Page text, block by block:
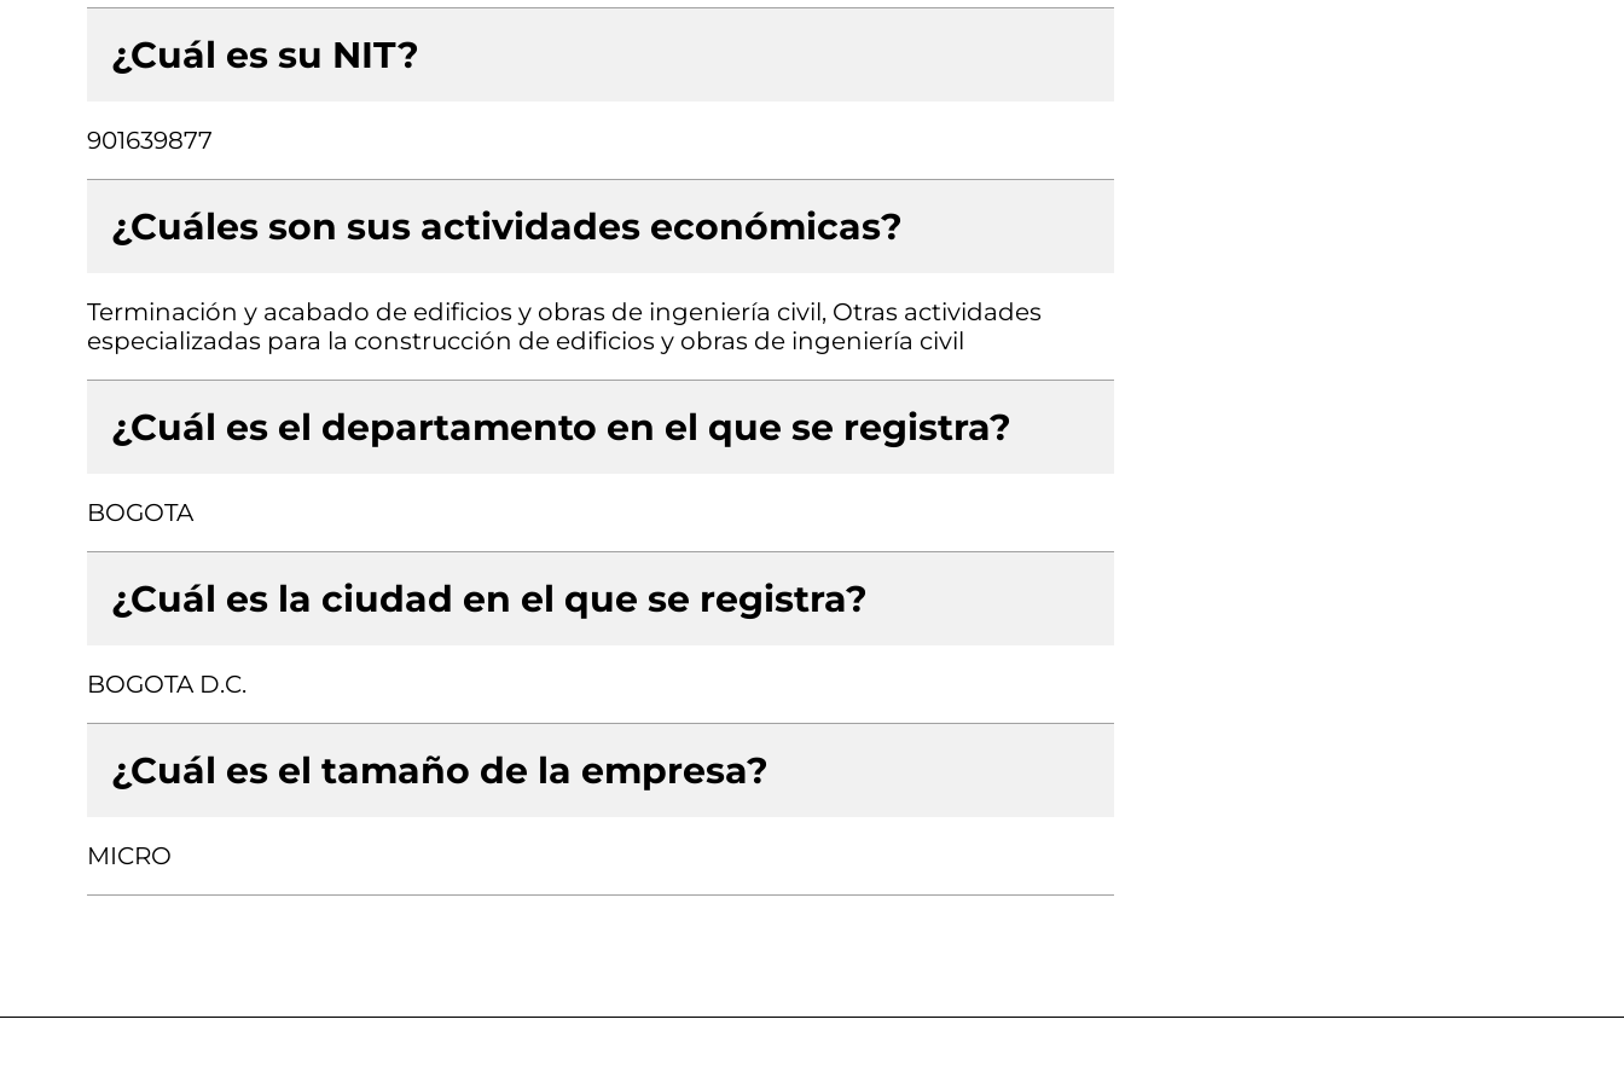
¿Cuál es su NIT?
901639877
¿Cuáles son sus actividades económicas?
Terminación y acabado de edificios y obras de ingeniería civil, Otras actividades
especializadas para la construcción de edificios y obras de ingeniería civil
¿Cuál es el departamento en el que se registra?
BOGOTA
¿Cuál es la ciudad en el que se registra?
BOGOTA D.C.
¿Cuál es el tamaño de la empresa?
MICRO